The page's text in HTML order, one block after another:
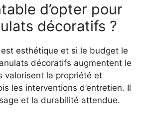
d’opter pour
décoratifs ?
est esthétique et si le budget le
décoratifs augmentent le
valorisent la propriété et
les interventions d’entretien. Il
et la durabilité attendue.